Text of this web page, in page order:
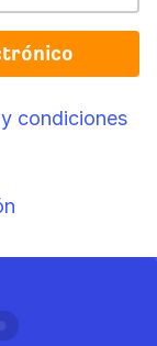
condiciones